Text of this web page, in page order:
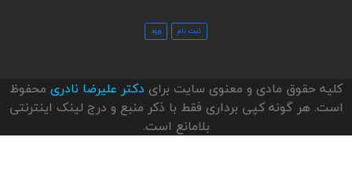
کلیه حقوق مادی و معنوی سایت برای دکتر علیرضا نادری محفوظ
است. هر گونه کپی برداری فقط با ذکر منبع و درج لینک اینترنتی
بلامانع است.